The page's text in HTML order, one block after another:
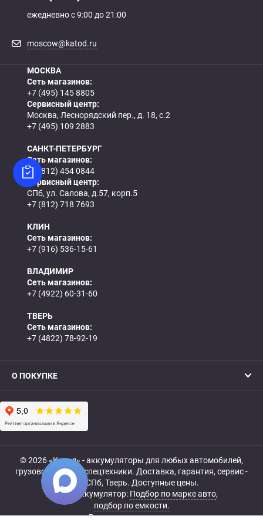
ежедневно с 9:00 до 21:00
moscow@katod.ru
МОСКВА
Сеть магазинов:
+7 (495) 145 8805
Сервисный центр:
Москва, Леснорядский пер., д. 18, с.2
+7 (495) 109 2883
САНКТ-ПЕТЕРБУРГ
Сеть магазинов:
+7 (812) 454 0844
Сервисный центр:
СПб, ул. Салова, д.57, корп.5
+7 (812) 718 7693
КЛИН
Сеть магазинов:
+7 (916) 536-15-61
ВЛАДИМИР
Сеть магазинов:
+7 (4922) 60-31-60
ТВЕРЬ
Сеть магазинов:
+7 (4822) 78-92-19
О ПОКУПКЕ
© 2026 «Катод» - аккумуляторы для любых автомобилей,
грузовой, мото- и спецтехники. Доставка, гарантия, сервис -
МСК, СПб, Тверь. Доступные цены.
Купить аккумулятор: Подбор по марке авто,
подбор по емкости.
Все права защищены.